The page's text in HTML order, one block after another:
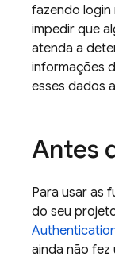
fazendo login
impedir que
atenda a
informações
esses dados
Antes
Para usar as
do seu
ainda não fez